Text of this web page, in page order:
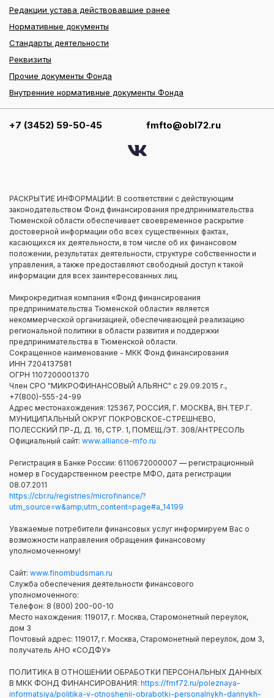
Редакции устава действовавшие ранее
Нормативные документы
Стандарты деятельности
Реквизиты
Прочие документы Фонда
Внутренние нормативные документы Фонда
+7 (3452) 59-50-45 fmfto@obl72.ru
РАСКРЫТИЕ ИНФОРМАЦИИ: В соответствии с действующим
законодательством Фонд финансирования предпринимательства
Тюменской области обеспечивает своевременное раскрытие
достоверной информации обо всех существенных фактах,
касающихся их деятельности, в том числе об их финансовом
положении, результатах деятельности, структуре собственности и
управления, а также предоставляют свободный доступ к такой
информации для всех заинтересованных лиц.
Микрокредитная компания «Фонд финансирования
предпринимательства Тюменской области» является
некоммерческой организацией, обеспечивающей реализацию
региональной политики в области развития и поддержки
предпринимательства в Тюменской области.
Сокращенное наименование - МКК Фонд финансирования
ИНН 7204137581
ОГРН 1107200001370
Член СРО "МИКРОФИНАНСОВЫЙ АЛЬЯНС" с 29.09.2015 г.,
+7(800)-555-24-99
Адрес местонахождения: 125367, РОССИЯ, Г. МОСКВА, ВН.ТЕР.Г.
МУНИЦИПАЛЬНЫЙ ОКРУГ ПОКРОВСКОЕ-СТРЕШНЕВО,
ПОЛЕССКИЙ ПР-Д, Д. 16, СТР. 1, ПОМЕЩ./ЭТ. 308/АНТРЕСОЛЬ
Официальный сайт: www.alliance-mfo.ru
Регистрация в Банке России: 6110672000007 — регистрационный
номер в Государственном реестре МФО, дата регистрации
08.07.2011
https://cbr.ru/registries/microfinance/?
utm_source=w&amp;utm_content=page#a_14199
Уважаемые потребители финансовых услуг информируем Вас о
возможности направления обращения финансовому
уполномоченному!
Сайт: www.finombudsman.ru
Служба обеспечения деятельности финансового
уполномоченного:
Телефон: 8 (800) 200-00-10
Место нахождения: 119017, г. Москва, Старомонетный переулок,
дом 3
Почтовый адрес: 119017, г. Москва, Старомонетный переулок, дом 3,
получатель АНО «СОДФУ»
ПОЛИТИКА В ОТНОШЕНИИ ОБРАБОТКИ ПЕРСОНАЛЬНЫХ ДАННЫХ
В МКК ФОНД ФИНАНСИРОВАНИЯ: https://fmf72.ru/poleznaya-
informatsiya/politika-v-otnoshenii-obrabotki-personalnykh-dannykh-